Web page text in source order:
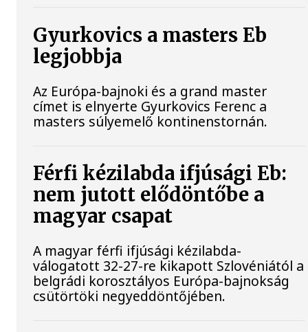
Gyurkovics a masters Eb
legjobbja
Az Európa-bajnoki és a grand master
címet is elnyerte Gyurkovics Ferenc a
masters súlyemelő kontinenstornán.
Férfi kézilabda ifjúsági Eb:
nem jutott elődöntőbe a
magyar csapat
A magyar férfi ifjúsági kézilabda-
válogatott 32-27-re kikapott Szlovéniától a
belgrádi korosztályos Európa-bajnokság
csütörtöki negyeddöntőjében.